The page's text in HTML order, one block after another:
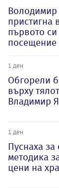
Володимир
пристигна
първото
посещение
1 ден
Обгорели
върху
Владимир
1 ден
Пуснаха
методика
цени на